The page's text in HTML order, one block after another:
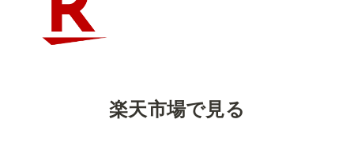
楽天市場で見る